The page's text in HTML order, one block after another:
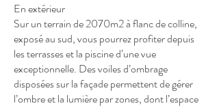
En extérieur
Sur un terrain de 2070m2 à flanc de colline,
exposé au sud, vous pourrez profiter depuis
les terrasses et la piscine d’une vue
exceptionnelle. Des voiles d’ombrage
disposées sur la façade permettent de gérer
l’ombre et la lumière par zones, dont l’espace